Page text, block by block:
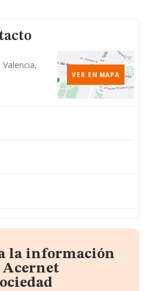
VER EN MAPA
la información
Acernet